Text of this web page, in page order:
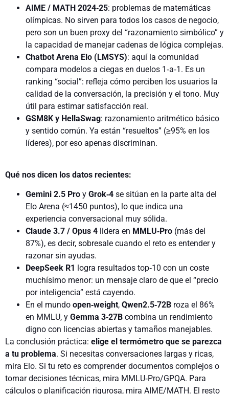
AIME / MATH 2024‑25: problemas de matemáticas
olímpicas. No sirven para todos los casos de negocio,
pero son un buen proxy del “razonamiento simbólico” y
la capacidad de manejar cadenas de lógica complejas.
Chatbot Arena Elo (LMSYS): aquí la comunidad
compara modelos a ciegas en duelos 1‑a‑1. Es un
ranking “social”: refleja cómo perciben los usuarios la
calidad de la conversación, la precisión y el tono. Muy
útil para estimar satisfacción real.
GSM8K y HellaSwag: razonamiento aritmético básico
y sentido común. Ya están “resueltos” (≥95% en los
líderes), por eso apenas discriminan.
Qué nos dicen los datos recientes:
Gemini 2.5 Pro y Grok‑4 se sitúan en la parte alta del
Elo Arena (≈1450 puntos), lo que indica una
experiencia conversacional muy sólida.
Claude 3.7 / Opus 4 lidera en MMLU‑Pro (más del
87%), es decir, sobresale cuando el reto es entender y
razonar sin ayudas.
DeepSeek R1 logra resultados top‑10 con un coste
muchísimo menor: un mensaje claro de que el “precio
por inteligencia” está cayendo.
En el mundo open‑weight, Qwen2.5‑72B roza el 86%
en MMLU, y Gemma 3‑27B combina un rendimiento
digno con licencias abiertas y tamaños manejables.
La conclusión práctica: elige el termómetro que se parezca
a tu problema. Si necesitas conversaciones largas y ricas,
mira Elo. Si tu reto es comprender documentos complejos o
tomar decisiones técnicas, mira MMLU‑Pro/GPQA. Para
cálculos o planificación rigurosa, mira AIME/MATH. El resto